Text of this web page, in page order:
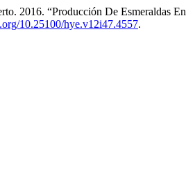
2016. “Producción De Esmeraldas
10.25100/hye.v12i47.4557.